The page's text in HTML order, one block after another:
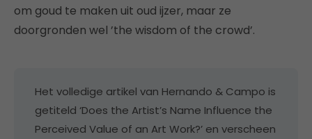
om goud te maken uit oud ijzer, maar ze
doorgronden wel ’the wisdom of the crowd’.
Het volledige artikel van Hernando & Campo is
getiteld ‘Does the Artist’s Name Influence the
Perceived Value of an Art Work?’ en verscheen